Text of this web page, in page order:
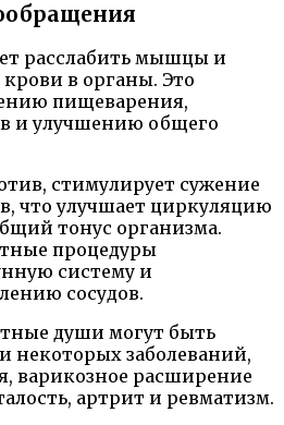
расслабить мышцы и
в органы. Это
пищеварения,
и улучшению общего
стимулирует сужение
что улучшает циркуляцию
тонус организма.
процедуры
систему и
сосудов.
души могут быть
некоторых заболеваний,
варикозное расширение
артрит и ревматизм.